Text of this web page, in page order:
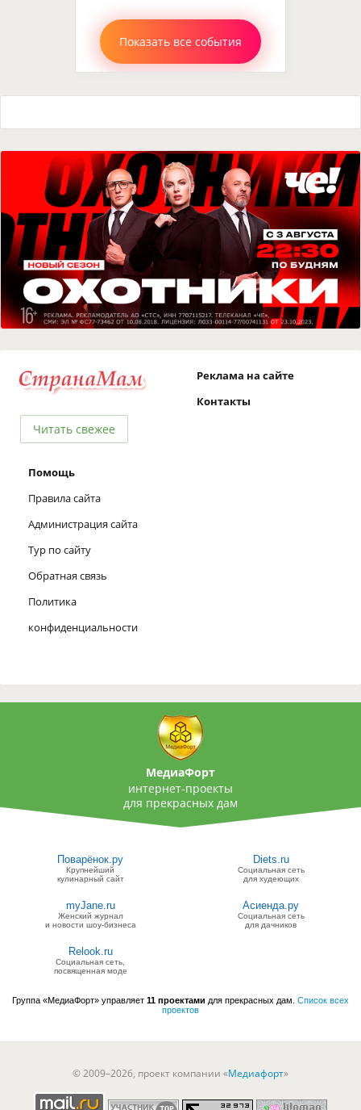
Показать все события
Читать свежее
Реклама на сайте
Контакты
Помощь
Правила сайта
Администрация сайта
Тур по сайту
Обратная связь
Политика
конфиденциальности
МедиаФорт
интернет-проекты
для прекрасных дам
Поварёнок.ру
Крупнейший
кулинарный сайт
Diets.ru
Социальная сеть
для худеющих
myJane.ru
Женский журнал
и новости шоу-бизнеса
Асиенда.ру
Социальная сеть
для дачников
Relook.ru
Социальная сеть,
посвященная моде
Группа «МедиаФорт» управляет 11 проектами для прекрасных дам. Список всех
проектов
© 2009–2026, проект компании «Медиафорт»